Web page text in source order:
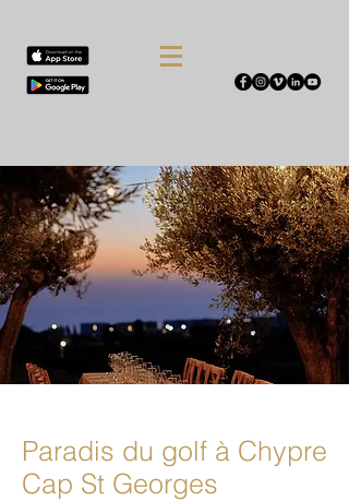
Paradis du golf à Chypre
Cap St Georges